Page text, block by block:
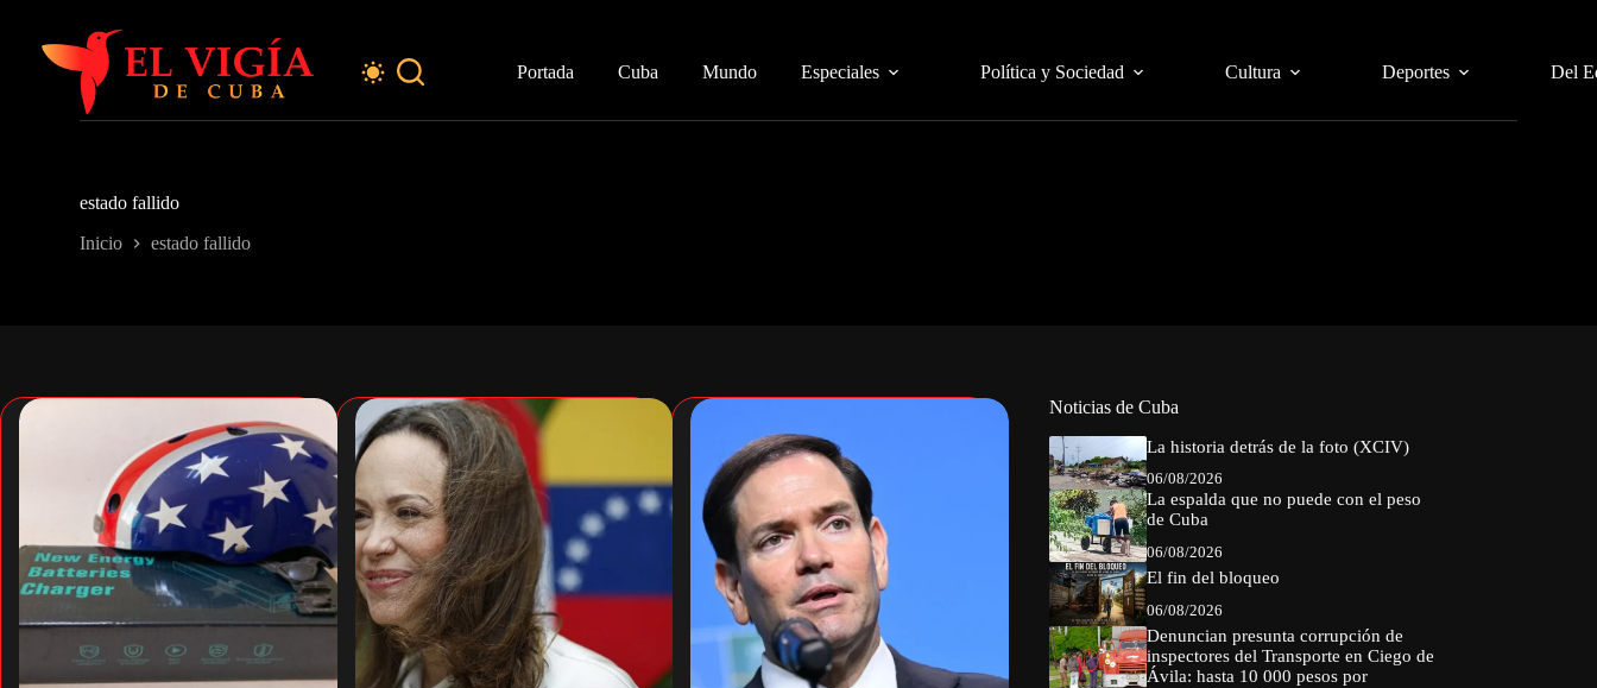
contenido
Portada Cuba Mundo Especiales Política y Sociedad Cultura Deportes Del
estado fallido
Inicio estado fallido
Noticias de Cuba
La historia detrás de la foto (XCIV)
06/08/2026
La espalda que no puede con el peso
de Cuba
06/08/2026
El fin del bloqueo
06/08/2026
Denuncian presunta corrupción de
inspectores del Transporte en Ciego de
Ávila: hasta 10 000 pesos por